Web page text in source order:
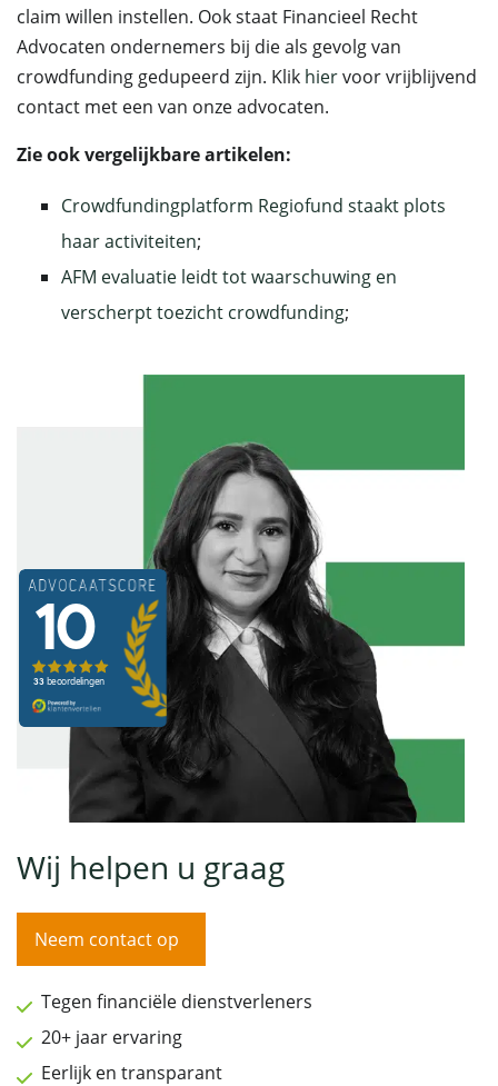
claim willen instellen. Ook staat Financieel Recht
Advocaten ondernemers bij die als gevolg van
crowdfunding gedupeerd zijn. Klik hiervoor vrijblijvend
contact met een van onze advocaten.
Zie ook vergelijkbare artikelen:
Crowdfundingplatform Regiofund staakt plots
haar activiteiten;
AFM evaluatie leidt tot waarschuwing en
verscherpt toezicht crowdfunding;
Wij helpen u graag
Neem contact op
Tegen financiële dienstverleners
20+ jaar ervaring
Eerlijk en transparant